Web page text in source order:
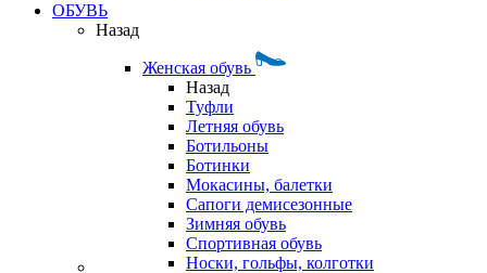
ОБУВЬ
Назад
Женская обувь
Назад
Туфли
Летняя обувь
Ботильоны
Ботинки
Мокасины, балетки
Сапоги демисезонные
Зимняя обувь
Спортивная обувь
Носки, гольфы, колготки